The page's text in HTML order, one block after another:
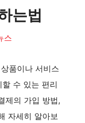
는법
스
품이나 서비스
수 있는 편리
제의 가입 방법,
자세히 알아보